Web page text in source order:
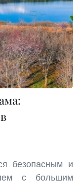
безопасным и
с большим